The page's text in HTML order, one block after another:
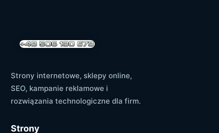
Strony internetowe, sklepy online,
SEO, kampanie reklamowe i
rozwiązania technologiczne dla firm.
Strony